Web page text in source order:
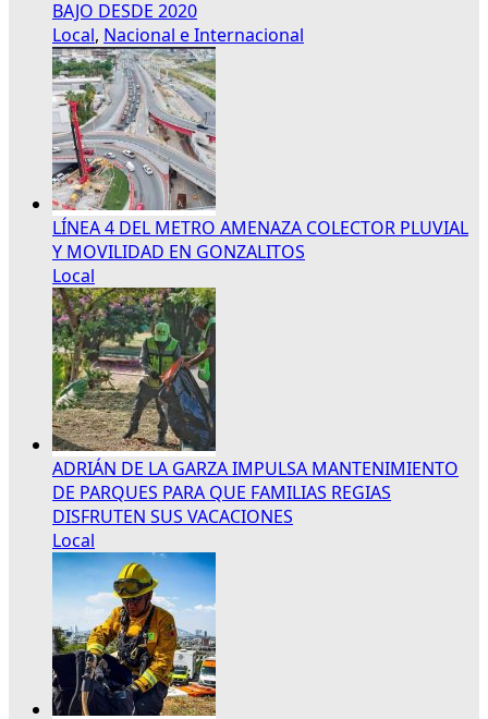
BAJO DESDE 2020
Local, Nacional e Internacional
LÍNEA 4 DEL METRO AMENAZA COLECTOR PLUVIAL
Y MOVILIDAD EN GONZALITOS
Local
ADRIÁN DE LA GARZA IMPULSA MANTENIMIENTO
DE PARQUES PARA QUE FAMILIAS REGIAS
DISFRUTEN SUS VACACIONES
Local